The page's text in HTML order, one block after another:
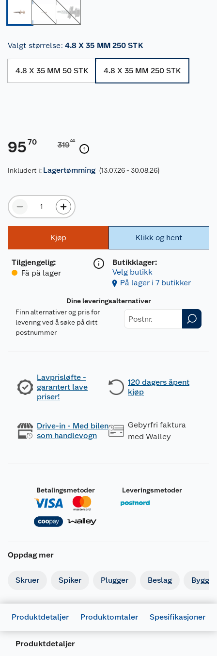
Valgt størrelse: 4.8 X 35 MM 250 STK
4.8 X 35 MM 50 STK 4.8 X 35 MM 250 STK
9570 31900
Inkludert i: Lagertømming (13.07.26 - 30.08.26)
Kjøp
Tilgjengelig:
Få på lager
Klikk og hent
Butikklager:
Velg butikk
På lager i 7 butikker
Dine leveringsalternativer
Finn alternativer og pris for
levering ved å søke på ditt
postnummer
Lavprisløfte -
garantert lave
priser!
120 dagers åpent
kjøp
Drive-in - Med bilen
som handlevogn
Gebyrfri faktura
med Walley
Betalingsmetoder Leveringsmetoder
Oppdag mer
Skruer Spiker Plugger Beslag
Produktdetaljer Produktomtaler Spesifikasjoner
Produktdetaljer